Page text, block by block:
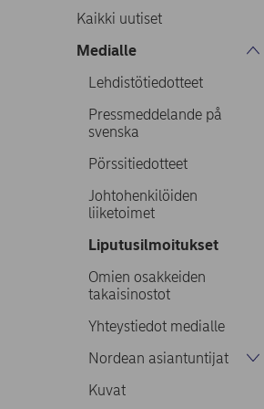
Kaikki uutiset
Medialle
Lehdistötiedotteet
Pressmeddelande på
svenska
Pörssitiedotteet
Johtohenkilöiden
liiketoimet
Liputusilmoitukset
Omien osakkeiden
takaisinostot
Yhteystiedot medialle
Nordean asiantuntijat
Kuvat